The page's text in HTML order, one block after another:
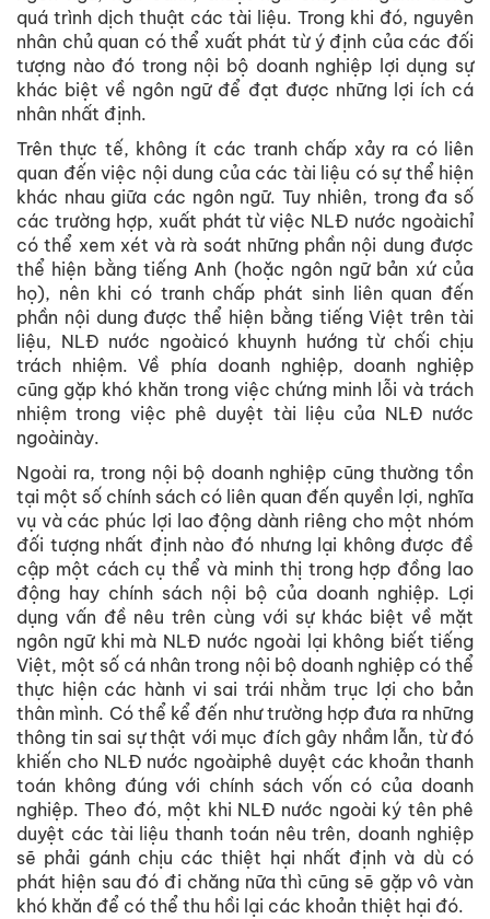
quá trình dịch thuật các tài liệu. Trong khi đó, nguyên
nhân chủ quan có thể xuất phát từ ý định của các đối
tượng nào đó trong nội bộ doanh nghiệp lợi dụng sự
khác biệt về ngôn ngữ để đạt được những lợi ích cá
nhân nhất định.
Trên thực tế, không ít các tranh chấp xảy ra có liên
quan đến việc nội dung của các tài liệu có sự thể hiện
khác nhau giữa các ngôn ngữ. Tuy nhiên, trong đa số
các trường hợp, xuất phát từ việc NLĐ nước ngoàichỉ
có thể xem xét và rà soát những phần nội dung được
thể hiện bằng tiếng Anh (hoặc ngôn ngữ bản xứ của
họ), nên khi có tranh chấp phát sinh liên quan đến
phần nội dung được thể hiện bằng tiếng Việt trên tài
liệu, NLĐ nước ngoàicó khuynh hướng từ chối chịu
trách nhiệm. Về phía doanh nghiệp, doanh nghiệp
cũng gặp khó khăn trong việc chứng minh lỗi và trách
nhiệm trong việc phê duyệt tài liệu của NLĐ nước
ngoàinày.
Ngoài ra, trong nội bộ doanh nghiệp cũng thường tồn
tại một số chính sách có liên quan đến quyền lợi, nghĩa
vụ và các phúc lợi lao động dành riêng cho một nhóm
đối tượng nhất định nào đó nhưng lại không được đề
cập một cách cụ thể và minh thị trong hợp đồng lao
động hay chính sách nội bộ của doanh nghiệp. Lợi
dụng vấn đề nêu trên cùng với sự khác biệt về mặt
ngôn ngữ khi mà NLĐ nước ngoài lại không biết tiếng
Việt, một số cá nhân trong nội bộ doanh nghiệp có thể
thực hiện các hành vi sai trái nhằm trục lợi cho bản
thân mình. Có thể kể đến như trường hợp đưa ra những
thông tin sai sự thật với mục đích gây nhầm lẫn, từ đó
khiến cho NLĐ nước ngoàiphê duyệt các khoản thanh
toán không đúng với chính sách vốn có của doanh
nghiệp. Theo đó, một khi NLĐ nước ngoài ký tên phê
duyệt các tài liệu thanh toán nêu trên, doanh nghiệp
sẽ phải gánh chịu các thiệt hại nhất định và dù có
phát hiện sau đó đi chăng nữa thì cũng sẽ gặp vô vàn
khó khăn để có thể thu hồi lại các khoản thiệt hại đó.